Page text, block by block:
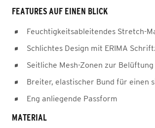
FEATURES AUF EINEN BLICK
Feuchtigkeitsableitendes Stretch-
Schlichtes Design mit ERIMA
Seitliche Mesh-Zonen zur Belüftung
Breiter, elastischer Bund für einen
Eng anliegende Passform
MATERIAL